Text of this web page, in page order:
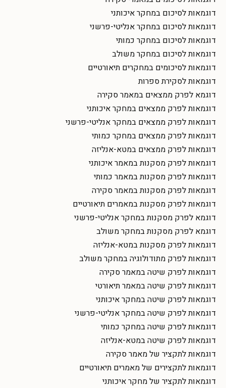
דוגמאות לסיכום במחקר איכותני
דוגמאות לסיכום במחקר אנליטי-פרשני
דוגמאות לסיכום במחקר כמותי
דוגמאות לסיכום במחקר משולב
דוגמאות לסיכומים במחקרים תיאורטיים
דוגמאות לסקירת ספרות
דוגמא לפרק ממצאים במאמר סקירה
דוגמאות לפרק ממצאים במחקר איכותני
דוגמאות לפרק ממצאים במחקר אנליטי-פרשני
דוגמאות לפרק ממצאים במחקר כמותי
דוגמאות לפרק ממצאים במטא-אנליזה
דוגמאות לפרק מסקנות במאמר איכותני
דוגמאות לפרק מסקנות במאמר כמותי
דוגמאות לפרק מסקנות במאמר סקירה
דוגמאות לפרק מסקנות במאמרים תיאורטיים
דוגמא לפרק מסקנות במחקר אנליטי-פרשני
דוגמא לפרק מסקנות במחקר משולב
דוגמאות לפרק מסקנות במטא-אנליזה
דוגמאות לפרק מתודולוגיה במחקר משולב
דוגמאות לפרק שיטה במאמר סקירה
דוגמאות לפרק שיטה במאמר תיאורטי
דוגמאות לפרק שיטה במחקר איכותני
דוגמאות לפרק שיטה במחקר אנליטי-פרשני
דוגמאות לפרק שיטה במחקר כמותי
דוגמאות לפרק שיטה במטא-אנליזה
דוגמאות לתקציר של מאמר סקירה
דוגמאות לתקצירים של מאמרים תיאורטיים
דוגמאות לתקציר של מחקר איכותני